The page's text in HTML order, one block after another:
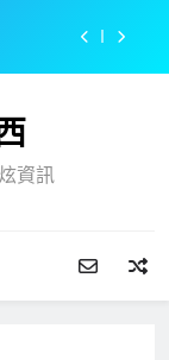
資訊